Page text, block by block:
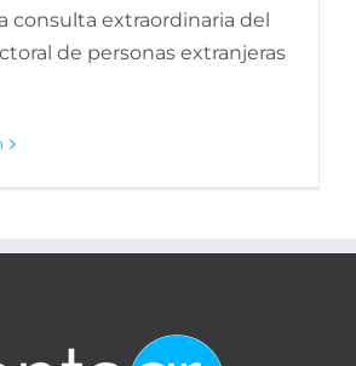
consulta extraordinaria del
de personas extranjeras